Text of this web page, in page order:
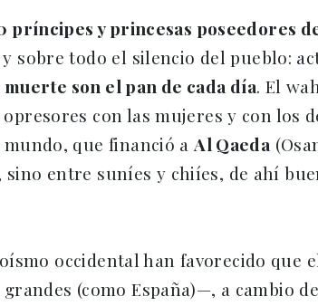
príncipes y princesas poseedores
sobre todo el silencio del pueblo:
son el pan de cada día. El
con las mujeres y con los
que financió a Al Qaeda
entre suníes y chiíes, de ahí
occidental han favorecido que
(como España)—, a cambio de